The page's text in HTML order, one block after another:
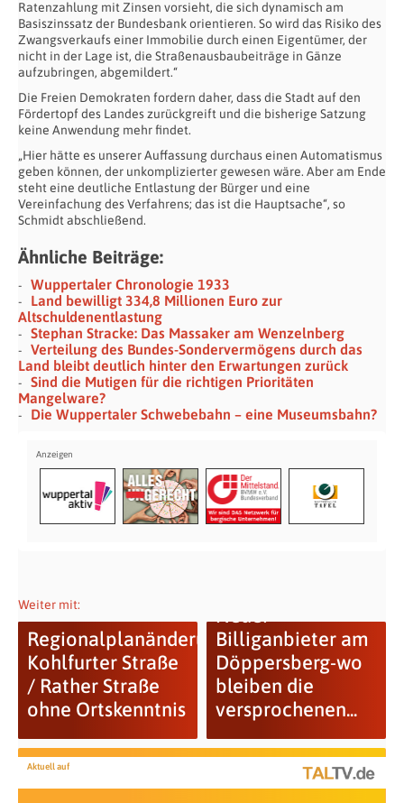
Ratenzahlung mit Zinsen vorsieht, die sich dynamisch am
Basiszinssatz der Bundesbank orientieren. So wird das Risiko des
Zwangsverkaufs einer Immobilie durch einen Eigentümer, der
nicht in der Lage ist, die Straßenausbaubeiträge in Gänze
aufzubringen, abgemildert.“
Die Freien Demokraten fordern daher, dass die Stadt auf den
Fördertopf des Landes zurückgreift und die bisherige Satzung
keine Anwendung mehr findet.
„Hier hätte es unserer Auffassung durchaus einen Automatismus
geben können, der unkomplizierter gewesen wäre. Aber am Ende
steht eine deutliche Entlastung der Bürger und eine
Vereinfachung des Verfahrens; das ist die Hauptsache“, so
Schmidt abschließend.
Ähnliche Beiträge:
Wuppertaler Chronologie 1933
Land bewilligt 334,8 Millionen Euro zur
Altschuldenentlastung
Stephan Stracke: Das Massaker am Wenzelnberg
Verteilung des Bundes-Sondervermögens durch das
Land bleibt deutlich hinter den Erwartungen zurück
Sind die Mutigen für die richtigen Prioritäten
Mangelware?
Die Wuppertaler Schwebebahn – eine Museumsbahn?
Weiter mit:
Regionalplanänderung
Kohlfurter Straße
/ Rather Straße
ohne Ortskenntnis
Billiganbieter am
Döppersberg-wo
bleiben die
versprochenen...
Aktuell auf